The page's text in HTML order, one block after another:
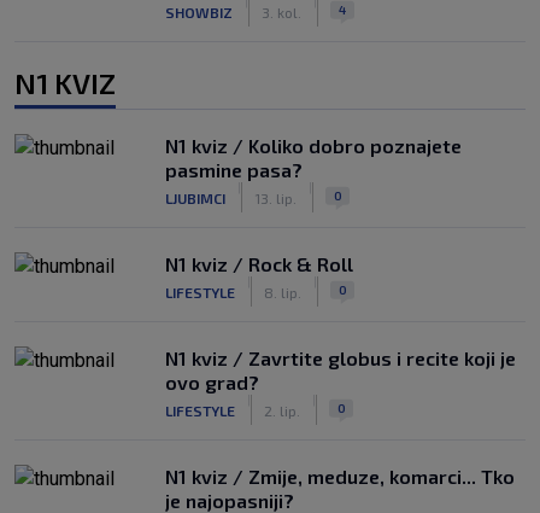
SHOWBIZ 3. kol. 4
N1 KVIZ
N1 kviz / Koliko dobro poznajete
pasmine pasa?
LJUBIMCI 13. lip. 0
N1 kviz / Rock & Roll
LIFESTYLE 8. lip. 0
N1 kviz / Zavrtite globus i recite koji je
ovo grad?
LIFESTYLE 2. lip. 0
N1 kviz / Zmije, meduze, komarci... Tko
je najopasniji?